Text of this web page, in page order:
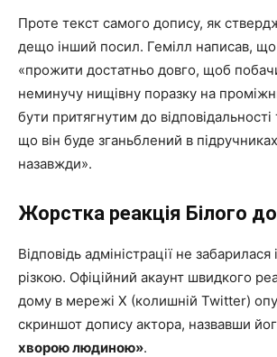
Проте текст самого допису, як
дещо інший посил. Гемілл написав, що
«прожити достатньо довго, щоб
неминучу нищівну поразку на
бути притягнутим до відповідальності
що він буде зганьблений в підручниках
назавжди».
Жорстка реакція Білого
Відповідь адміністрації не
різкою. Офіційний акаунт швидкого
дому в мережі X (колишній Twitter)
скриншот допису актора, назвавши
хворою людиною».